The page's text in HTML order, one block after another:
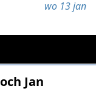
wo 13 jan
Jan